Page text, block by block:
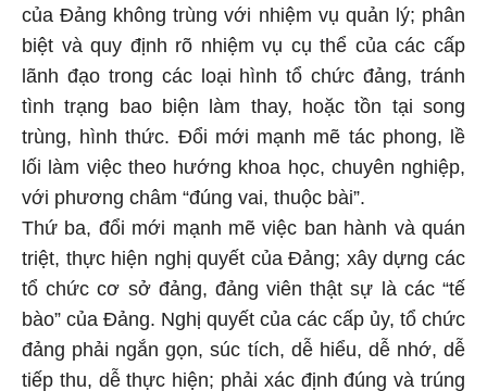
của Đảng không trùng với nhiệm vụ quản lý; phân
biệt và quy định rõ nhiệm vụ cụ thể của các cấp
lãnh đạo trong các loại hình tổ chức đảng, tránh
tình trạng bao biện làm thay, hoặc tồn tại song
trùng, hình thức. Đổi mới mạnh mẽ tác phong, lề
lối làm việc theo hướng khoa học, chuyên nghiệp,
với phương châm “đúng vai, thuộc bài”.
Thứ ba, đổi mới mạnh mẽ việc ban hành và quán
triệt, thực hiện nghị quyết của Đảng; xây dựng các
tổ chức cơ sở đảng, đảng viên thật sự là các “tế
bào” của Đảng. Nghị quyết của các cấp ủy, tổ chức
đảng phải ngắn gọn, súc tích, dễ hiểu, dễ nhớ, dễ
tiếp thu, dễ thực hiện; phải xác định đúng và trúng